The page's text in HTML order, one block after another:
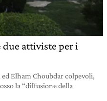
attiviste per i
Elham Choubdar colpevoli,
la “diffusione della